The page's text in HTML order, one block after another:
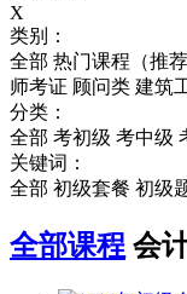
X
类别：
全部 热门课程（推荐
师考证 顾问类 建筑
分类：
全部 考初级 考中级
关键词：
全部 初级套餐 初级
全部课程 会